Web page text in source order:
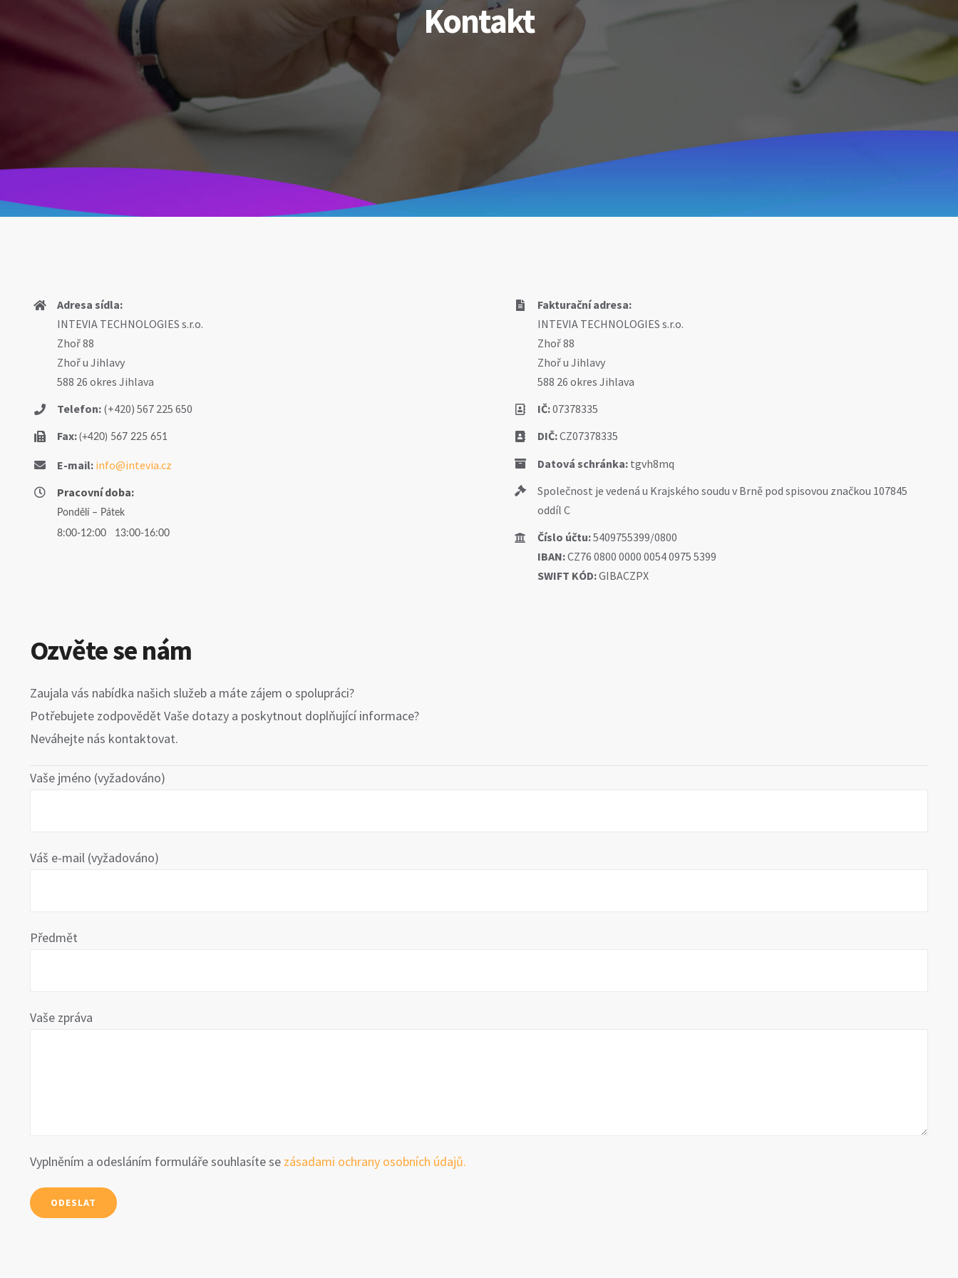
Kontakt
Adresa sídla:
INTEVIA TECHNOLOGIES s.r.o.
Zhoř 88
Zhoř u Jihlavy
588 26 okres Jihlava
Telefon: (+420) 567 225 650
Fax: (+420) 567 225 651
E-mail: info@intevia.cz
Pracovní doba:
Pondělí – Pátek
8:00-12:00 13:00-16:00
Fakturační adresa:
INTEVIA TECHNOLOGIES s.r.o.
Zhoř 88
Zhoř u Jihlavy
588 26 okres Jihlava
IČ:07378335
DIČ:CZ07378335
Datová schránka: tgvh8mq
Společnost je vedená u Krajského soudu v Brně pod spisovou značkou 107845
oddíl C
Číslo účtu:5409755399/0800
IBAN:CZ76 0800 0000 0054 0975 5399
SWIFT KÓD:GIBACZPX
Ozvěte se nám
Zaujala vás nabídka našich služeb a máte zájem o spolupráci?
Potřebujete zodpovědět Vaše dotazy a poskytnout doplňující informace?
Neváhejte nás kontaktovat.
Vaše jméno (vyžadováno)
Váš e-mail (vyžadováno)
Předmět
Vaše zpráva
Vyplněním a odesláním formuláře souhlasíte se zásadami ochrany osobních údajů.